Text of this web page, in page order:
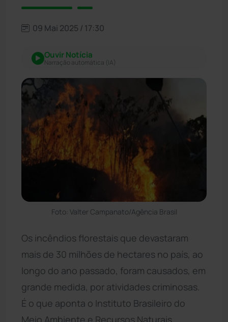
09 Mai 2025 / 17:30
Ouvir Notícia
Narração automática (IA)
Foto: Valter Campanato/Agência Brasil
Os incêndios florestais que devastaram
mais de 30 milhões de hectares no país, ao
longo do ano passado, foram causados, em
grande medida, por atividades criminosas.
É o que aponta o Instituto Brasileiro do
Meio Ambiente e Recursos Naturais